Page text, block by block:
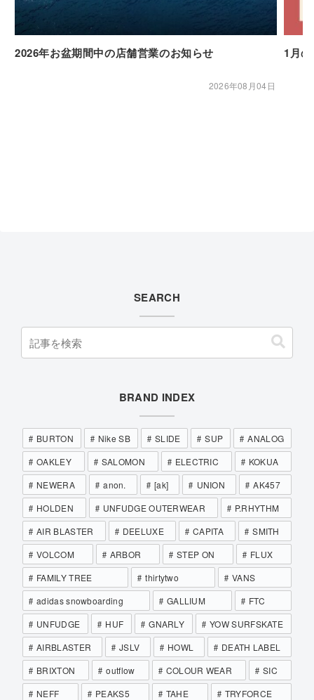
2026年お盆期間中の店舗営業のお知らせ
2026年08月04日
1月
SEARCH
BRAND INDEX
BURTON Nike SB SLIDE SUP
ANALOG
OAKLEY
SALOMON ELECTRIC
KOKUA
NEWERA
anon. [ak] UNION
AK457
HOLDEN
UNFUDGE OUTERWEAR
P.RHYTHM
AIR BLASTER
DEELUXE CAPITA
SMITH
VOLCOM
ARBOR STEP ON
FLUX
FAMILY TREE
thirtytwo
VANS
adidas snowboarding
GALLIUM
FTC
UNFUDGE
HUF GNARLY
YOW SURFSKATE
AIRBLASTER
JSLV HOWL
DEATH LABEL
BRIXTON
outflow COLOUR WEAR
SIC
NEFF
PEAKS5 TAHE
TRYFORCE